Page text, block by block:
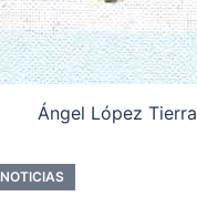
Ángel López Tierra
NOTICIAS